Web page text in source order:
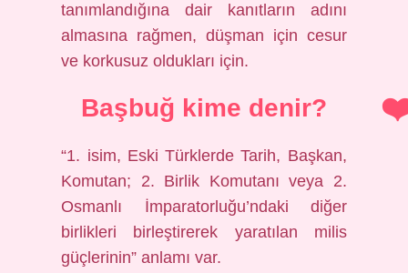
tanımlandığına dair kanıtların adını
almasına rağmen, düşman için cesur
ve korkusuz oldukları için.
Başbuğ kime denir?
“1. isim, Eski Türklerde Tarih, Başkan,
Komutan; 2. Birlik Komutanı veya 2.
Osmanlı İmparatorluğu’ndaki diğer
birlikleri birleştirerek yaratılan milis
güçlerinin” anlamı var.